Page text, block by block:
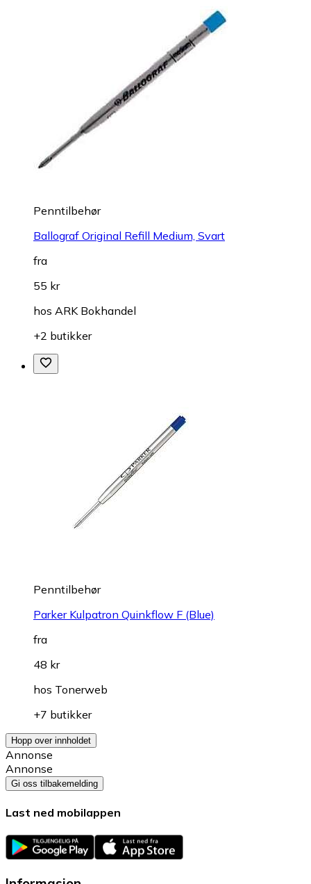
Penntilbehør
Ballograf Original Refill Medium, Svart
fra
55 kr
hos ARK Bokhandel
+2 butikker
Penntilbehør
Parker Kulpatron Quinkflow F (Blue)
fra
48 kr
hos Tonerweb
+7 butikker
Hopp over innholdet
Annonse
Annonse
Gi oss tilbakemelding
Last ned mobilappen